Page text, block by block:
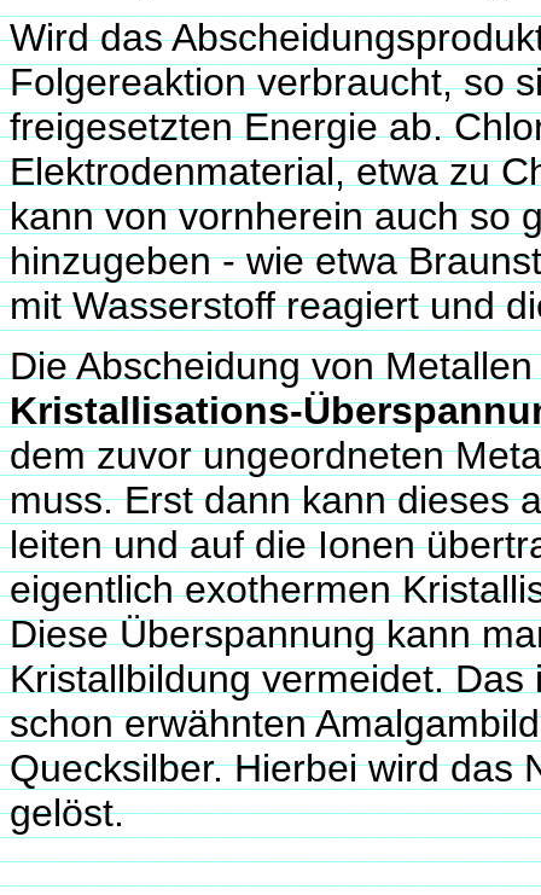
Wird das
Folgereaktion verbraucht, so
freigesetzten Energie ab.
Elektrodenmaterial, etwa zu
kann von vornherein auch so
hinzugeben - wie etwa
mit Wasserstoff reagiert und
Die Abscheidung von
Kristallisations-
dem zuvor ungeordneten
muss. Erst dann kann dieses
leiten und auf die Ionen
eigentlich exothermen
Diese Überspannung kann
Kristallbildung vermeidet.
schon erwähnten
Quecksilber. Hierbei wird das
gelöst.